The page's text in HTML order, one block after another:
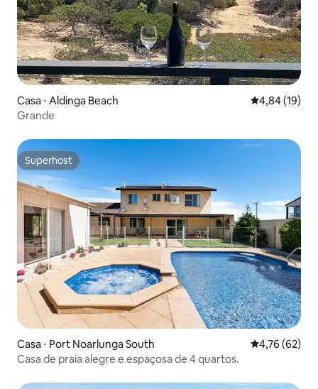
Casa ⋅ Aldinga Beach 4,84 de uma
4,84 (19)
Grande
Superhost
Superhost
Casa ⋅ Port Noarlunga South 4,76 de uma
4,76 (62)
Casa de praia alegre e espaçosa de 4 quartos.